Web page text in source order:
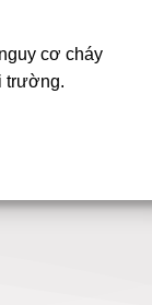
cơ cháy
trường.